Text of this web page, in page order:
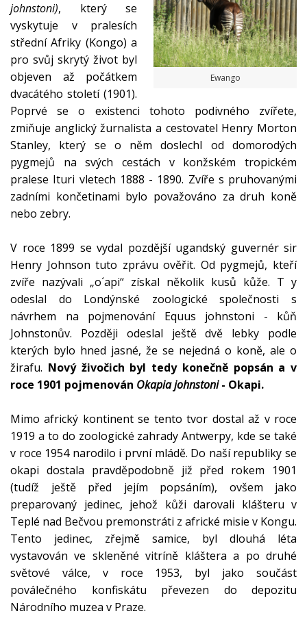
Ewango
johnstoni), který se
vyskytuje v pralesích
střední Afriky (Kongo) a
pro svůj skrytý život byl
objeven až počátkem
dvacátého století (1901).
Poprvé se o existenci tohoto podivného zvířete,
zmiňuje anglický žurnalista a cestovatel Henry Morton
Stanley, který se o něm doslechl od domorodých
pygmejů na svých cestách v konžském tropickém
pralese Ituri vletech 1888 - 1890. Zvíře s pruhovanými
zadními končetinami bylo považováno za druh koně
nebo zebry.
V roce 1899 se vydal pozdější ugandský guvernér sir
Henry Johnson tuto zprávu ověřit. Od pygmejů, kteří
zvíře nazývali „o´api“ získal několik kusů kůže. T y
odeslal do Londýnské zoologické společnosti s
návrhem na pojmenování Equus johnstoni - kůň
Johnstonův. Později odeslal ještě dvě lebky podle
kterých bylo hned jasné, že se nejedná o koně, ale o
žirafu. Nový živočich byl tedy konečně popsán a v
roce 1901 pojmenován Okapia johnstoni- Okapi.
Mimo africký kontinent se tento tvor dostal až v roce
1919 a to do zoologické zahrady Antwerpy, kde se také
v roce 1954 narodilo i první mládě. Do naší republiky se
okapi dostala pravděpodobně již před rokem 1901
(tudíž ještě před jejím popsáním), ovšem jako
preparovaný jedinec, jehož kůži darovali klášteru v
Teplé nad Bečvou premonstráti z africké misie v Kongu.
Tento jedinec, zřejmě samice, byl dlouhá léta
vystavován ve skleněné vitríně kláštera a po druhé
světové válce, v roce 1953, byl jako součást
poválečného konfiskátu převezen do depozitu
Národního muzea v Praze.